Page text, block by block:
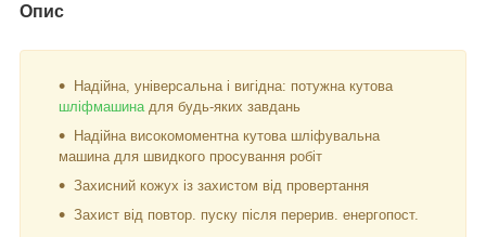
Опис
Надійна, універсальна і вигідна: потужна кутова
шліфмашина для будь-яких завдань
Надійна високомоментна кутова шліфувальна
машина для швидкого просування робіт
Захисний кожух із захистом від провертання
Захист від повтор. пуску після перерив. енергопост.